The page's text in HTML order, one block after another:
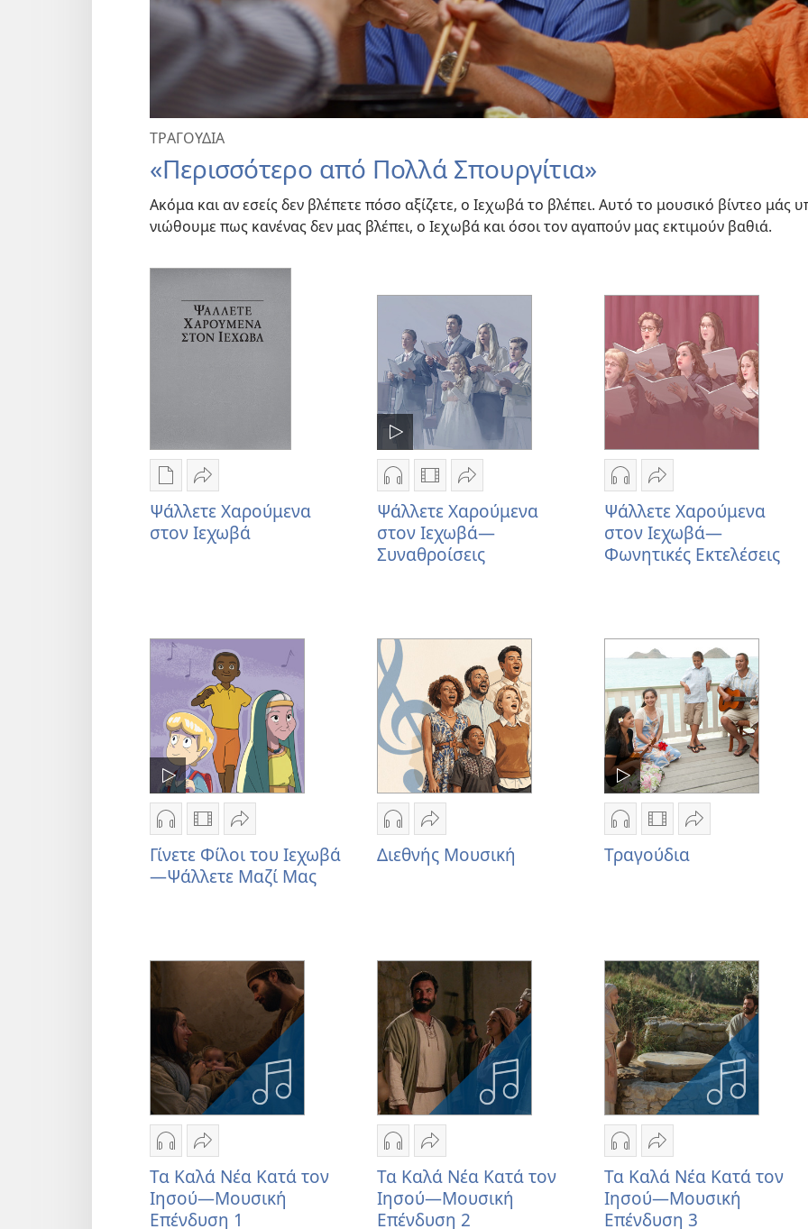
ΤΡΑΓΟΥΔΙΑ
«Περισσότερο από Πολλά Σπουργίτια»
Ακόμα και αν εσείς δεν βλέπετε πόσο αξίζετε, ο Ιεχωβά το βλέπει. Αυτό το μουσικό βίντεο μάς
νιώθουμε πως κανένας δεν μας βλέπει, ο Ιεχωβά και όσοι τον αγαπούν μας εκτιμούν βαθιά.
Επιλογές
λήψης
εκδόσεων
Ψάλλετε
Κοινή
χρήση
Ψάλλετε
Χαρούμενα
Ψάλλετε Χαρούμενα
στον Ιεχωβά
Επιλογές
λήψης
ηχογραφήσεων
Ψάλλετε
Χαρούμενα
—
Συναθροίσεις
Επιλογές
λήψης
βίντεο
Ψάλλετε
—
Συναθροίσεις
Κοινή
χρήση
Ψάλλετε
Χαρούμενα
Συναθροίσεις
Ψάλλετε Χαρούμενα
στον Ιεχωβά—
Συναθροίσεις
Επιλογές
λήψης
ηχογραφήσεων
Ψάλλετε
Χαρούμενα
—
Φωνητικές
Εκτελέσεις
Κοινή
χρήση
Ψάλλετε
Χαρούμενα
Φωνητικές
Εκτελέσεις
Ψάλλετε Χαρούμενα
στον Ιεχωβά—
Φωνητικές Εκτελέσεις
Επιλογές
λήψης
ηχογραφήσεων
Ιεχωβά
Μαζί
Μας
Επιλογές
λήψης
βίντεο
Ιεχωβά
Ψάλλετε
Μας
Κοινή
χρήση
Γίνετε
Φίλοι
—
Ψάλλετε
Μαζί
Γίνετε Φίλοι του Ιεχωβά
—Ψάλλετε Μαζί Μας
Επιλογές
λήψης
ηχογραφήσεων
Κοινή
χρήση
Διεθνής Μουσική
Επιλογές
λήψης
Επιλογές
λήψης
Κοινή
Τραγούδια
Επιλογές
λήψης
ηχογραφήσεων
Τα
Κοινή
χρήση
Τα
Καλά
Τα Καλά Νέα Κατά τον
Ιησού—Μουσική
Επένδυση 1
Επιλογές
λήψης
ηχογραφήσεων
Τα
Κοινή
χρήση
Τα
Καλά
Τα Καλά Νέα Κατά τον
Ιησού—Μουσική
Επένδυση 2
Επιλογές
λήψης
ηχογραφήσεων
Τα
Κοινή
χρήση
Τα
Καλά
Τα Καλά Νέα Κατά τον
Ιησού—Μουσική
Επένδυση 3